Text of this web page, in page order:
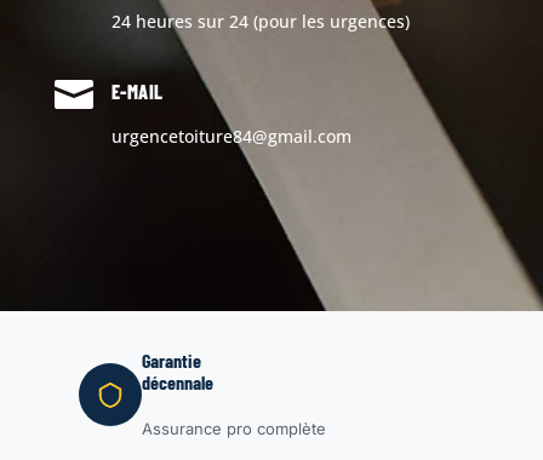
24 heures sur 24 (pour les urgences)

E-MAIL
urgencetoiture84@gmail.com
Garantie
décennale
Assurance pro complète